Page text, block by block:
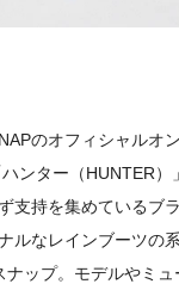
のオフィシャルオ
ンター（HUNTER
支持を集めているブ
ルなレインブーツの
ップ。モデルやミ